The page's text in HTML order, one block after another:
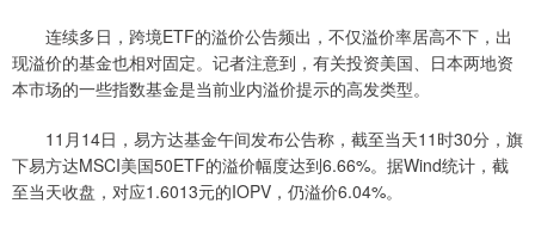
连续多日，跨境ETF的溢价公告频出，不仅溢价率居高不下，出
现溢价的基金也相对固定。记者注意到，有关投资美国、日本两地资
本市场的一些指数基金是当前业内溢价提示的高发类型。
11月14日，易方达基金午间发布公告称，截至当天11时30分，旗
下易方达MSCI美国50ETF的溢价幅度达到6.66%。据Wind统计，截
至当天收盘，对应1.6013元的IOPV，仍溢价6.04%。